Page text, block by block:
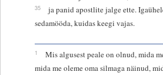
35
ja panid apostlite jalge ette.
sedamööda, kuidas keegi vajas.
1
Mis algusest peale on olnud, mida
mida me oleme oma silmaga näinud,